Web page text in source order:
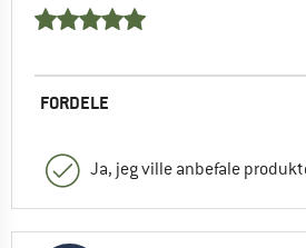
FORDELE
Ja, jeg ville anbefale